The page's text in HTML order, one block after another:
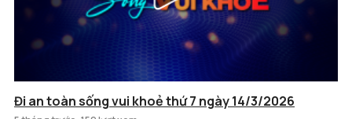
Đi an toàn sống vui khoẻ thứ 7 ngày 14/3/2026